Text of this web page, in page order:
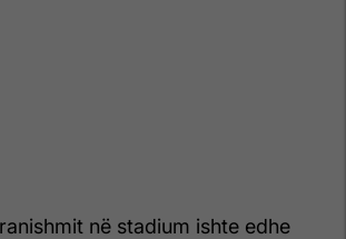
në stadium ishte edhe